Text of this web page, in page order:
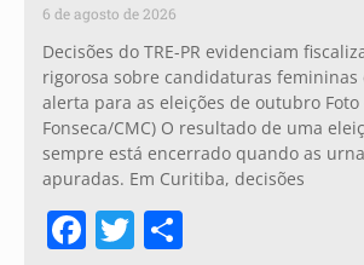
6 de agosto de 2026
Decisões do TRE-PR evidenciam
rigorosa sobre candidaturas femininas
alerta para as eleições de outubro Foto
Fonseca/CMC) O resultado de uma
sempre está encerrado quando as
apuradas. Em Curitiba, decisões
Facebook
Twitter